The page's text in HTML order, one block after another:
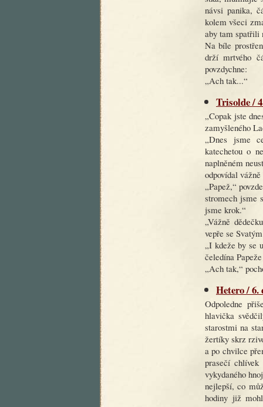
návsi panika,
kolem všeci
aby tam spatřili
Na bíle
drží mrtvého
povzdychne:
„Ach tak...“
Trisolde /
„Copak jste
zamyšleného
„Dnes jsme
katechetou o
naplněném
odpovídal
„Papež,“
stromech jsme
jsme krok.“
„Vážně
vepře se
„I kdeže by se
čeledína
„Ach tak,“
Hetero / 6.
Odpoledne
hlavička
starostmi na
žertíky skrz
a po chvilce
prasečí
vykydaného
nejlepší, co
hodiny již